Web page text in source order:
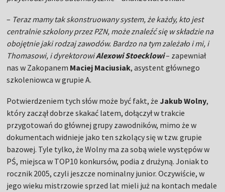
– Teraz mamy tak skonstruowany system, że każdy, kto jest
centralnie szkolony przez PZN, może znaleźć się w składzie na
obojętnie jaki rodzaj zawodów. Bardzo na tym zależało i mi, i
Thomasowi, i dyrektorowiAlexowi Stoecklowi– zapewniał
nas w Zakopanem Maciej Maciusiak, asystent głównego
szkoleniowca w grupie A.
Potwierdzeniem tych słów może być fakt, że Jakub Wolny,
który zaczął dobrze skakać latem, dołączył w trakcie
przygotowań do głównej grupy zawodników, mimo że w
dokumentach widnieje jako ten szkolący się w tzw. grupie
bazowej. Tyle tylko, że Wolny ma za sobą wiele występów w
PŚ, miejsca w TOP10 konkursów, podia z drużyną. Joniak to
rocznik 2005, czyli jeszcze nominalny junior. Oczywiście, w
jego wieku mistrzowie sprzed lat mieli już na kontach medale